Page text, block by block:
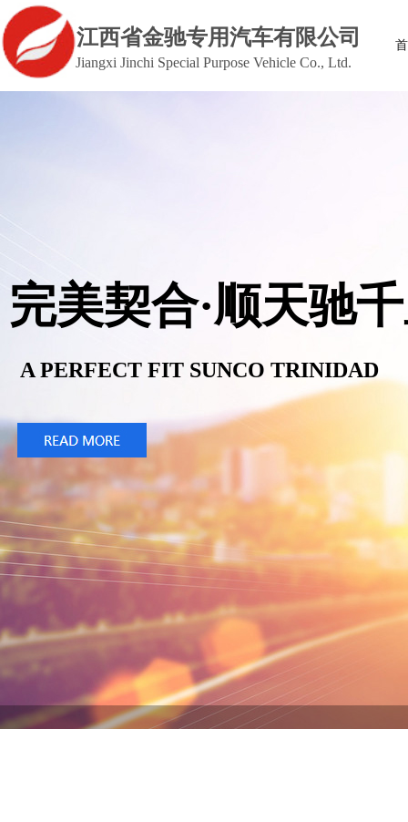
完美契合·顺天驰
A PERFECT FIT SUNCO TRINIDAD
Jiangxi Jinchi Special Purpose Vehicle Co., Ltd.
江西省金驰专用汽车有限公司